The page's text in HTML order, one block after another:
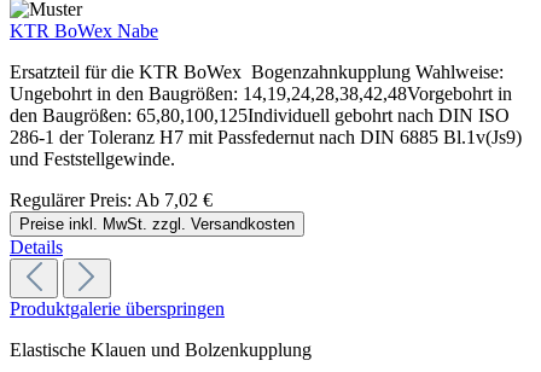
KTR BoWex Nabe
Ersatzteil für die KTR BoWex Bogenzahnkupplung Wahlweise:
Ungebohrt in den Baugrößen: 14,19,24,28,38,42,48Vorgebohrt in
den Baugrößen: 65,80,100,125Individuell gebohrt nach DIN ISO
286-1 der Toleranz H7 mit Passfedernut nach DIN 6885 Bl.1v(Js9)
und Feststellgewinde.
Regulärer Preis: Ab 7,02 €
Preise inkl. MwSt. zzgl. Versandkosten
Details
Produktgalerie überspringen
Elastische Klauen und Bolzenkupplung